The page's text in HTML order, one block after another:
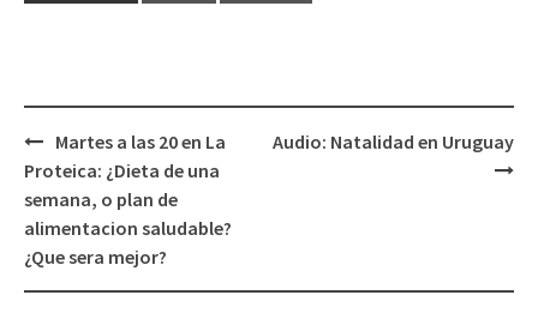
Navegación
de
entradas
Martes a las 20 en La
Proteica: ¿Dieta de una
semana, o plan de
alimentacion saludable?
¿Que sera mejor?
Audio: Natalidad en Uruguay